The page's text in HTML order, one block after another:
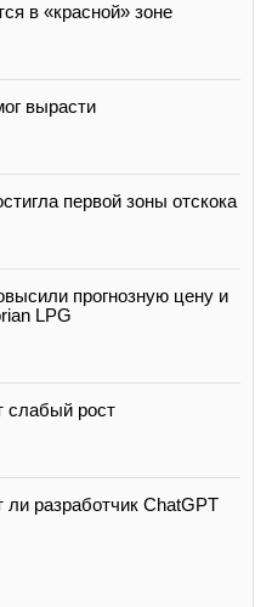
в «красной» зоне
вырасти
первой зоны отскока
прогнозную цену и
LPG
слабый рост
разработчик ChatGPT